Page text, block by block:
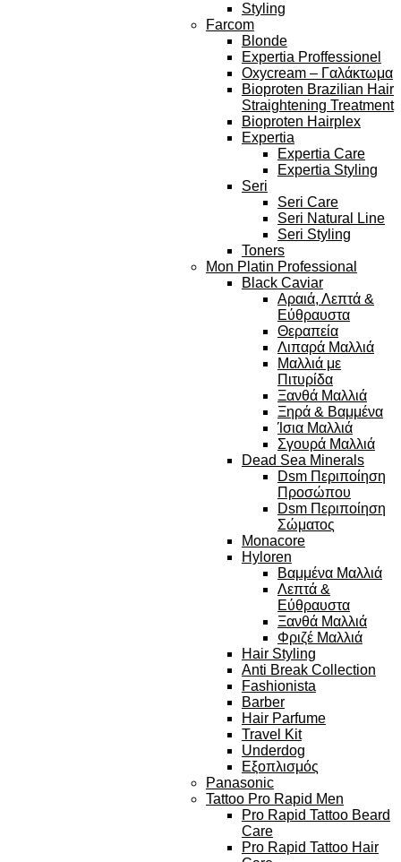
Styling
Farcom
Blonde
Expertia Proffessionel
Oxycream – Γαλάκτωμα
Bioproten Brazilian Hair
Straightening Treatment
Bioproten Hairplex
Expertia
Expertia Care
Expertia Styling
Seri
Seri Care
Seri Natural Line
Seri Styling
Toners
Mon Platin Professional
Black Caviar
Αραιά, Λεπτά &
Εύθραυστα
Θεραπεία
Λιπαρά Μαλλιά
Μαλλιά με
Πιτυρίδα
Ξανθά Μαλλιά
Ξηρά & Βαμμένα
Ίσια Μαλλιά
Σγουρά Μαλλιά
Dead Sea Minerals
Dsm Περιποίηση
Προσώπου
Dsm Περιποίηση
Σώματος
Monacore
Hyloren
Βαμμένα Μαλλιά
Λεπτά &
Εύθραυστα
Ξανθά Μαλλιά
Φριζέ Μαλλιά
Hair Styling
Anti Break Collection
Fashionista
Barber
Hair Parfume
Travel Kit
Underdog
Εξοπλισμός
Panasonic
Tattoo Pro Rapid Men
Pro Rapid Tattoo Beard
Care
Pro Rapid Tattoo Hair